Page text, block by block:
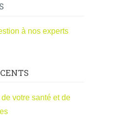
à nos experts
de votre santé et de